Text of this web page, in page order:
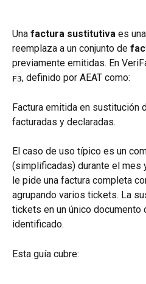
Una factura sustitutiva es
reemplaza a un conjunto de
previamente emitidas. En
F3, definido por AEAT como:
Factura emitida en sustitución
facturadas y declaradas.
El caso de uso típico es un
(simplificadas) durante el mes
le pide una factura completa
agrupando varios tickets. La
tickets en un único documento
identificado.
Esta guía cubre: